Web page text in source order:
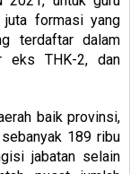
juta formasi yang
terdaftar dalam
eks THK-2, dan
baik provinsi,
189 ribu
jabatan selain